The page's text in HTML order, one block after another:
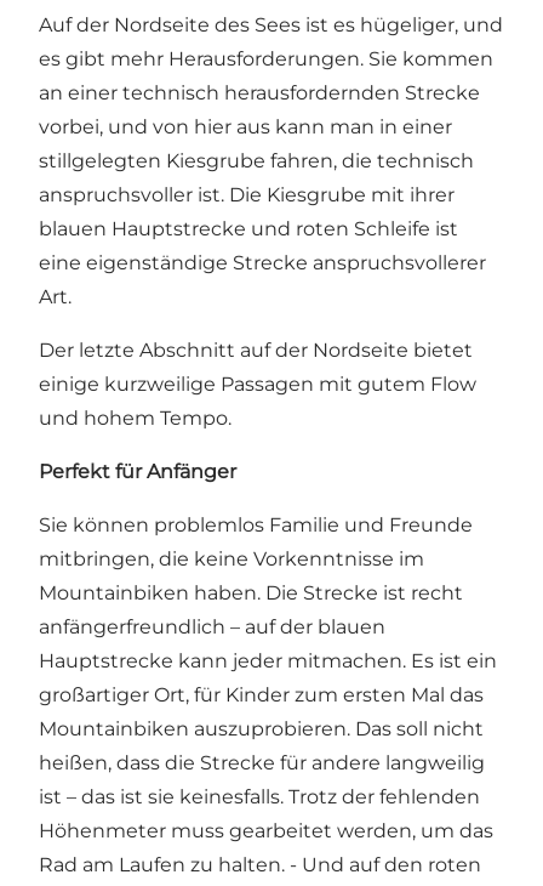
Auf der Nordseite des Sees ist es hügeliger, und
es gibt mehr Herausforderungen. Sie kommen
an einer technisch herausfordernden Strecke
vorbei, und von hier aus kann man in einer
stillgelegten Kiesgrube fahren, die technisch
anspruchsvoller ist. Die Kiesgrube mit ihrer
blauen Hauptstrecke und roten Schleife ist
eine eigenständige Strecke anspruchsvollerer
Art.
Der letzte Abschnitt auf der Nordseite bietet
einige kurzweilige Passagen mit gutem Flow
und hohem Tempo.
Perfekt für Anfänger
Sie können problemlos Familie und Freunde
mitbringen, die keine Vorkenntnisse im
Mountainbiken haben. Die Strecke ist recht
anfängerfreundlich – auf der blauen
Hauptstrecke kann jeder mitmachen. Es ist ein
großartiger Ort, für Kinder zum ersten Mal das
Mountainbiken auszuprobieren. Das soll nicht
heißen, dass die Strecke für andere langweilig
ist – das ist sie keinesfalls. Trotz der fehlenden
Höhenmeter muss gearbeitet werden, um das
Rad am Laufen zu halten. - Und auf den roten